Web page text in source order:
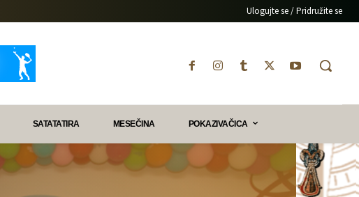
Ulogujte se / Pridružite se
SATATATIRA MESEČINA POKAZIVAČICA